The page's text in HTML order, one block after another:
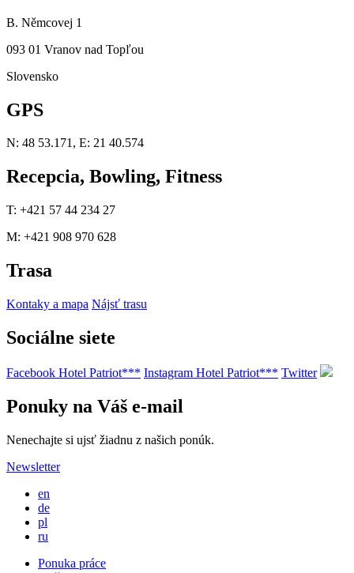
B. Němcovej 1
093 01 Vranov nad Topľou
Slovensko
GPS
N: 48 53.171, E: 21 40.574
Recepcia, Bowling, Fitness
T: +421 57 44 234 27
M: +421 908 970 628
Trasa
Kontaky a mapa Nájsť trasu
Sociálne siete
Facebook Hotel Patriot*** Instagram Hotel Patriot*** Twitter
Ponuky na Váš e-mail
Nenechajte si ujsť žiadnu z našich ponúk.
Newsletter
en
de
pl
ru
Ponuka práce